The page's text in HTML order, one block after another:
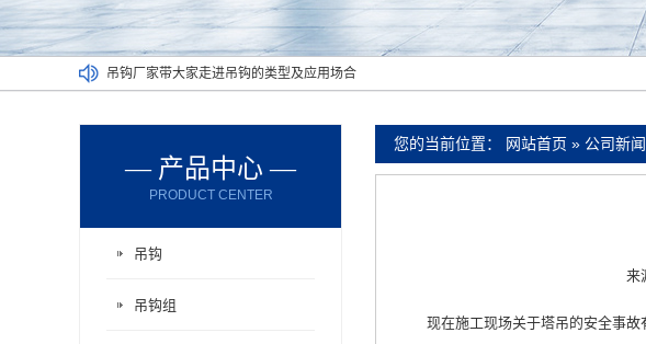
厂家带您了解吊钩使用的要求和类型
带您了解标准吊钩组裂纹出现的原因
您的当前位置： 网站首页 » 公司新闻
来
现在施工现场关于塔吊的安全事故
— 产品中心 —
PRODUCT CENTER
吊钩
吊钩组